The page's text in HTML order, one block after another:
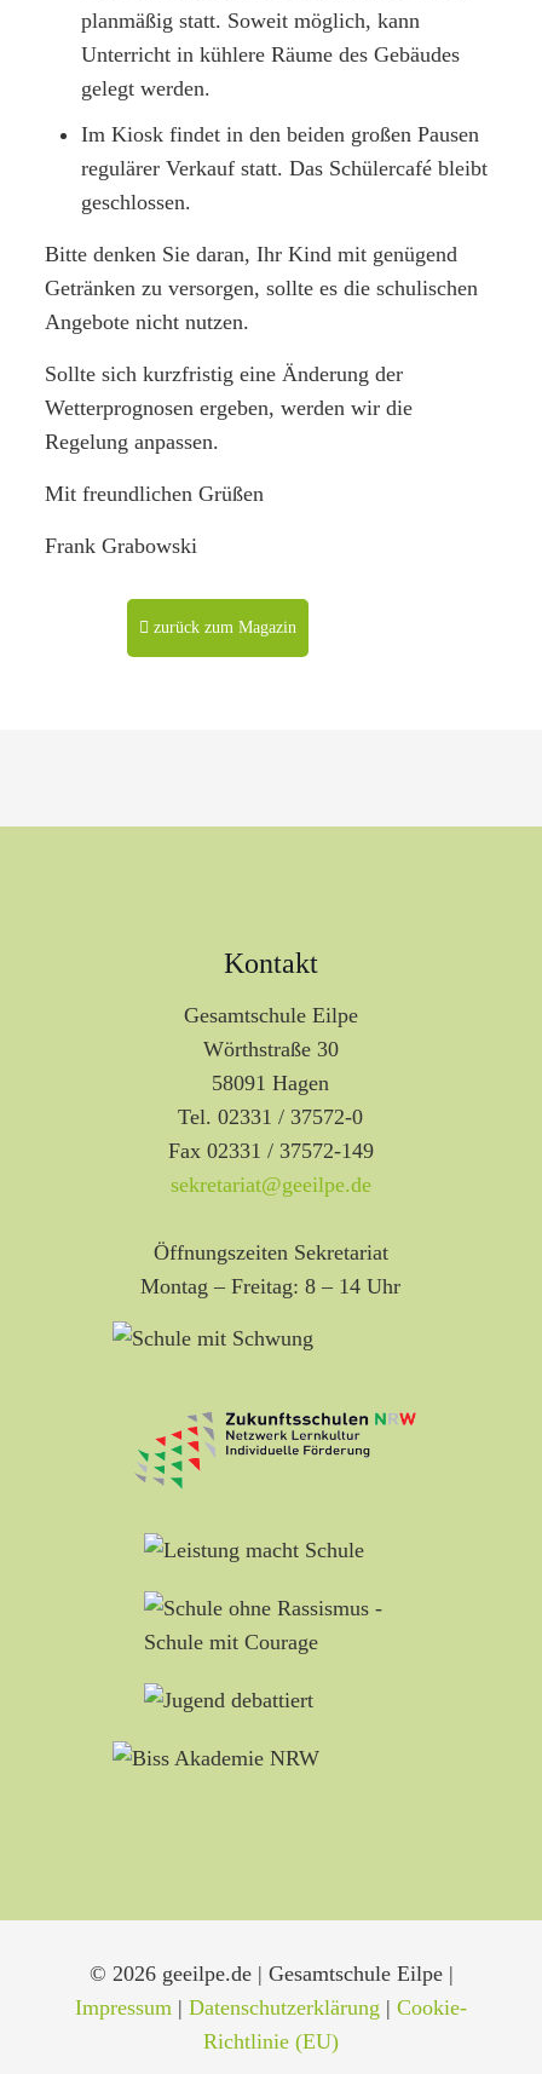
planmäßig statt. Soweit möglich, kann
Unterricht in kühlere Räume des Gebäudes
gelegt werden.
Im Kiosk findet in den beiden großen Pausen
regulärer Verkauf statt. Das Schülercafé bleibt
geschlossen.
Bitte denken Sie daran, Ihr Kind mit genügend
Getränken zu versorgen, sollte es die schulischen
Angebote nicht nutzen.
Sollte sich kurzfristig eine Änderung der
Wetterprognosen ergeben, werden wir die
Regelung anpassen.
Mit freundlichen Grüßen
Frank Grabowski
zurück zum Magazin
Kontakt
Gesamtschule Eilpe
Wörthstraße 30
58091 Hagen
Tel. 02331 / 37572-0
Fax 02331 / 37572-149
sekretariat@geeilpe.de
Öffnungszeiten Sekretariat
Montag – Freitag: 8 – 14 Uhr
© 2026 geeilpe.de | Gesamtschule Eilpe |
Impressum | Datenschutzerklärung | Cookie-
Richtlinie (EU)